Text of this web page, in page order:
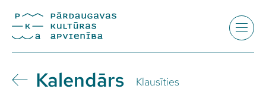
Kalendārs Klausīties